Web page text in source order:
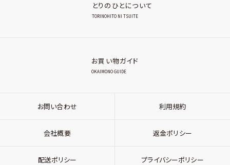
とりのひとについて
TORINOHITO NI TSUITE
お買い物ガイド
OKAIMONO GUIDE
お問い合わせ 利用規約
会社概要 返金ポリシー
配送ポリシー プライバシーポリシー